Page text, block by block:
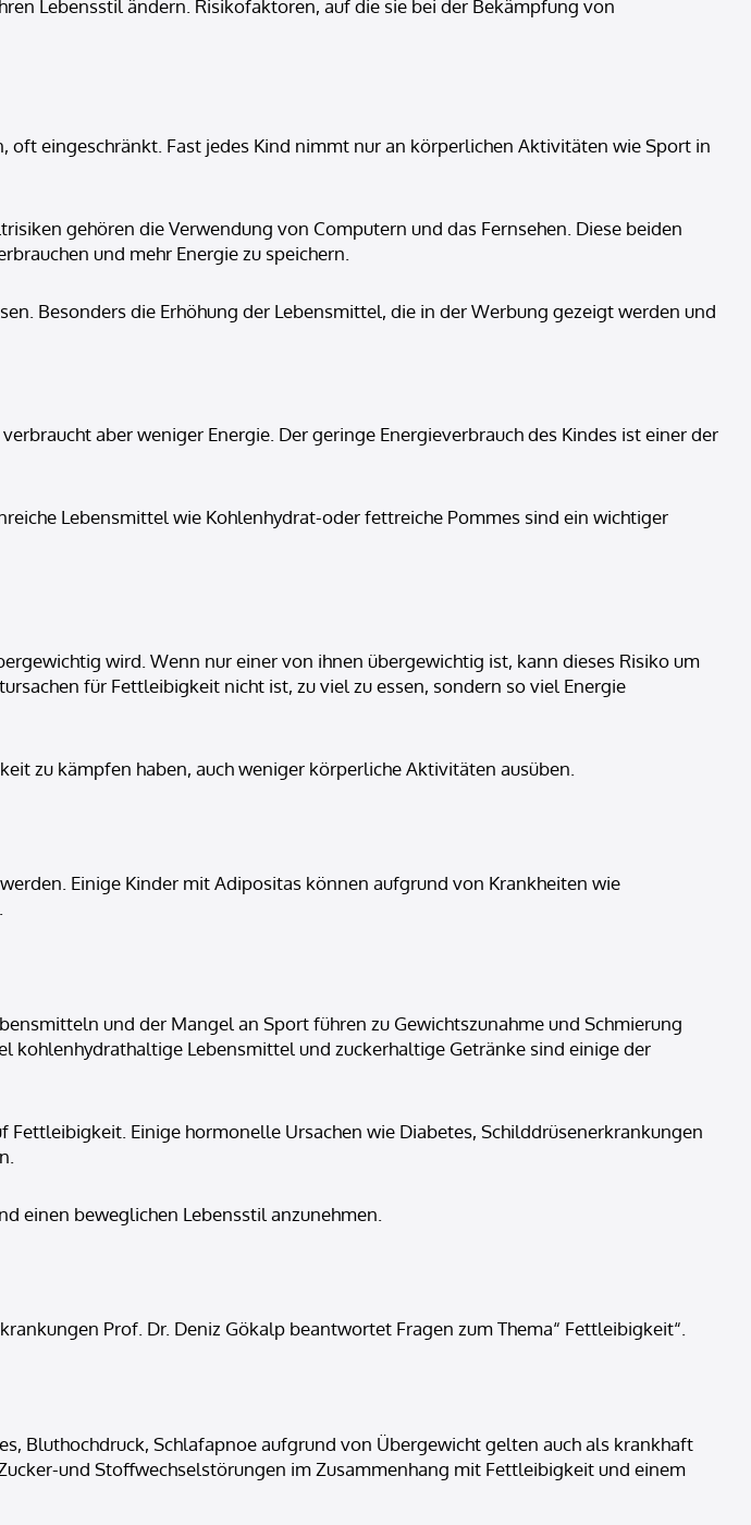
Lebensstil ändern. Risikofaktoren, auf die sie bei der Bekämpfung von
eingeschränkt. Fast jedes Kind nimmt nur an körperlichen Aktivitäten wie Sport in
gehören die Verwendung von Computern und das Fernsehen. Diese beiden
und mehr Energie zu speichern.
Besonders die Erhöhung der Lebensmittel, die in der Werbung gezeigt werden und
aber weniger Energie. Der geringe Energieverbrauch des Kindes ist einer der
Lebensmittel wie Kohlenhydrat-oder fettreiche Pommes sind ein wichtiger
wird. Wenn nur einer von ihnen übergewichtig ist, kann dieses Risiko um
für Fettleibigkeit nicht ist, zu viel zu essen, sondern so viel Energie
zu kämpfen haben, auch weniger körperliche Aktivitäten ausüben.
Einige Kinder mit Adipositas können aufgrund von Krankheiten wie
und der Mangel an Sport führen zu Gewichtszunahme und Schmierung
kohlenhydrathaltige Lebensmittel und zuckerhaltige Getränke sind einige der
Einige hormonelle Ursachen wie Diabetes, Schilddrüsenerkrankungen
einen beweglichen Lebensstil anzunehmen.
Prof. Dr. Deniz Gökalp beantwortet Fragen zum Thema“ Fettleibigkeit“.
Bluthochdruck, Schlafapnoe aufgrund von Übergewicht gelten auch als krankhaft
und Stoffwechselstörungen im Zusammenhang mit Fettleibigkeit und einem